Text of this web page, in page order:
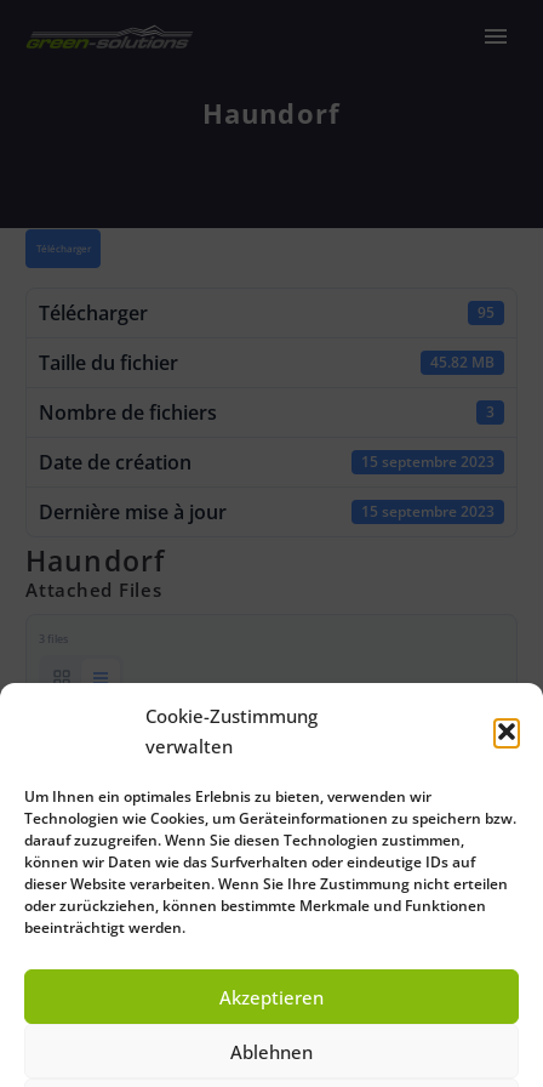
Cookie-Zustimmung
verwalten
Um Ihnen ein optimales Erlebnis zu bieten, verwenden wir
Technologien wie Cookies, um Geräteinformationen zu speichern bzw.
darauf zuzugreifen. Wenn Sie diesen Technologien zustimmen,
können wir Daten wie das Surfverhalten oder eindeutige IDs auf
dieser Website verarbeiten. Wenn Sie Ihre Zustimmung nicht erteilen
oder zurückziehen, können bestimmte Merkmale und Funktionen
beeinträchtigt werden.
Akzeptieren
Ablehnen
Haundorf
Télécharger
Télécharger 95
Taille du fichier 45.82 MB
Nombre de fichiers 3
Date de création 15 septembre 2023
Dernière mise à jour 15 septembre 2023
Haundorf
Attached Files
3 files
Haundorf_Anmerkungen_2023-09.xlsx
Haundorf_Anmerkungen_2023-09.pdf
0 KB